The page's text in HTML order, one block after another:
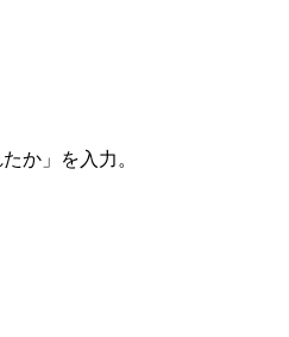
か」を入力。